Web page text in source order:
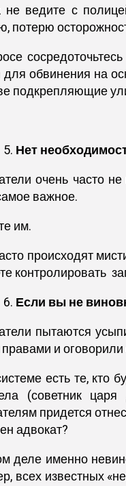
не ведите с
потерю
для обвинения на
подкрепляющие
Нет
очень часто
важное.
им.
происходят
контролировать
Если вы не
пытаются
и оговорили
есть те, кто
(советник
придется
адвокат?
деле именно
всех известных